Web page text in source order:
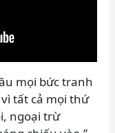
mọi bức tranh
tất cả mọi thứ
ngoại trừ